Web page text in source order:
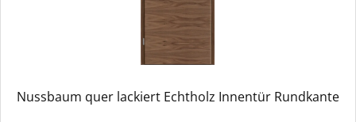
Nussbaum quer lackiert Echtholz Innentür Rundkante